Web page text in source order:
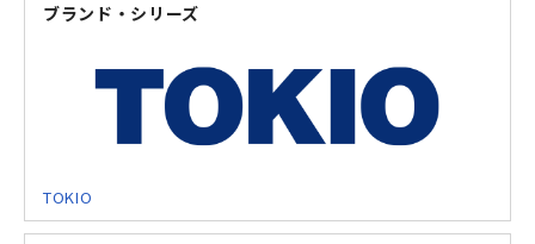
ブランド・シリーズ
TOKIO